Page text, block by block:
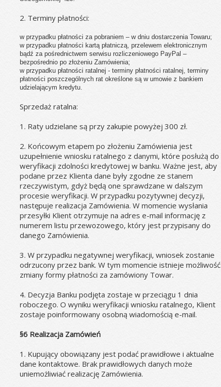
2. Terminy płatności:
w przypadku płatności za pobraniem – w dniu dostarczenia Towaru;
w przypadku płatności kartą płatniczą, przelewem elektronicznym
bądź za pośrednictwem serwisu rozliczeniowego PayPal –
bezpośrednio po złożeniu Zamówienia;
w przypadku płatności ratalnej - terminy płatności ratalnej, terminy
płatności poszczególnych rat określone są w umowie z bankiem
udzielającym kredytu.
Sprzedaż ratalna:
1. Raty udzielane są przy zakupie powyżej 300 zł.
2. Końcowym etapem po złożeniu Zamówienia jest
uzupełnienie wniosku ratalnego z danymi, które posłużą do
weryfikacji zdolności kredytowej w banku. Ważne jest, aby
podane przez Klienta dane były zgodne ze stanem
rzeczywistym, gdyż będą one sprawdzane w dalszym
procesie weryfikacji. W przypadku pozytywnej decyzji,
następuje realizacja Zamówienia. W momencie wysłania
przesyłki Klient otrzymuje na adres e-mail informację z
numerem listu przewozowego, który jest przypisany do
danego Zamówienia.
3. W przypadku negatywnej weryfikacji, wniosek zostanie
odrzucony przez bank. W tym momencie istnieje możliwość
zmiany formy płatności za zamówiony Towar.
4. Decyzja Banku podjęta zostaje w przeciągu 1 dnia
roboczego. O wyniku weryfikacji wniosku ratalnego, Klient
zostaje poinformowany osobną wiadomością e-mail.
§6 Realizacja Zamówień
1. Kupujący obowiązany jest podać prawidłowe i aktualne
dane kontaktowe. Brak prawidłowych danych może
uniemożliwiać realizację Zamówienia.